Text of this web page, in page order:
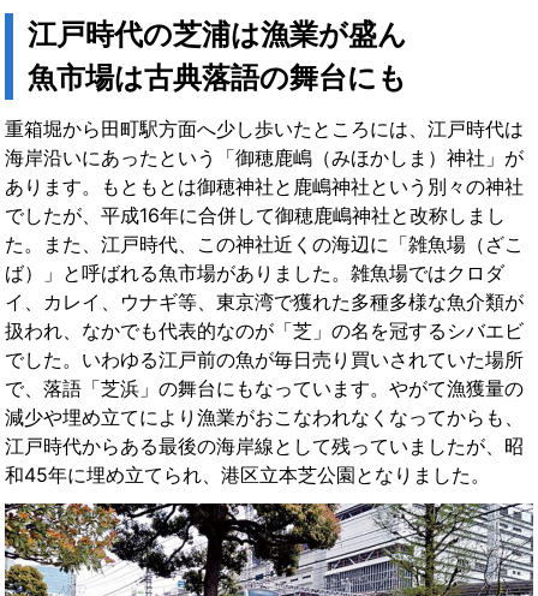
江戸時代の芝浦は漁業が盛ん
魚市場は古典落語の舞台にも
重箱堀から田町駅方面へ少し歩いたところには、江戸時代は
海岸沿いにあったという「御穂鹿嶋（みほかしま）神社」が
あります。もともとは御穂神社と鹿嶋神社という別々の神社
でしたが、平成16年に合併して御穂鹿嶋神社と改称しまし
た。また、江戸時代、この神社近くの海辺に「雑魚場（ざこ
ば）」と呼ばれる魚市場がありました。雑魚場ではクロダ
イ、カレイ、ウナギ等、東京湾で獲れた多種多様な魚介類が
扱われ、なかでも代表的なのが「芝」の名を冠するシバエビ
でした。いわゆる江戸前の魚が毎日売り買いされていた場所
で、落語「芝浜」の舞台にもなっています。やがて漁獲量の
減少や埋め立てにより漁業がおこなわれなくなってからも、
江戸時代からある最後の海岸線として残っていましたが、昭
和45年に埋め立てられ、港区立本芝公園となりました。